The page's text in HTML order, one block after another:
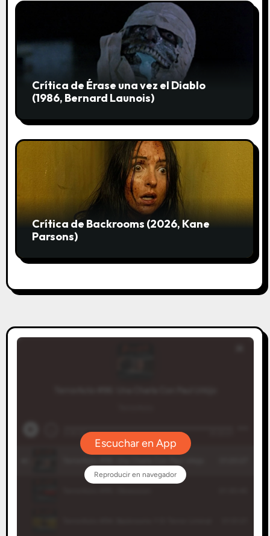
s
Crítica de Érase una vez el Diablo
(1986, Bernard Launois)
Crítica de Backrooms (2026, Kane
Parsons)